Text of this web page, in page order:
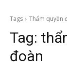
Tags Thẩm quyền
Tag:
đoàn